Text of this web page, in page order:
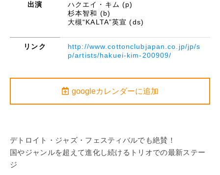
出演
ハクエイ・キム (p)
杉本智和 (b)
大槻“KALTA”英宣 (ds)
リンク
http://www.cottonclubjapan.co.jp/jp/s
p/artists/hakuei-kim-200909/
googleカレンダーに追加
デトロイト・ジャズ・フェスティバルでも絶賛！
国やジャンルを超えて進化し続けるトリオでの最新ステー
ジ